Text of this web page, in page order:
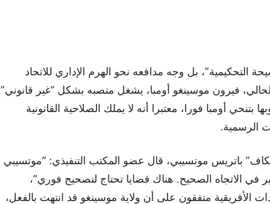
التحكيمية”، بل وجه مدافعه نحو الهرم الإداري للاتحاد
فيرون موسينغو أومبا، يشغل منصبه بشكل “غير قانوني”
أومبا فورا، معتبرا أنه لا يملك الصلاحية القانونية
الرسمية.
باتريس موتسيبي، قال عضو المكتب التنفيذي: “موتسيبي
في الاتجاه الصحيح. هناك قضايا تحتاج لتصحيح فوري”،
الأفريقية متفقون على أن ولاية موسينغو قد انتهت بالفعل،